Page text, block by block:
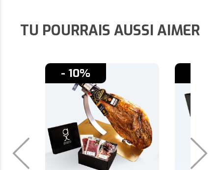
TU POURRAIS AUSSI AIMER
- 10%